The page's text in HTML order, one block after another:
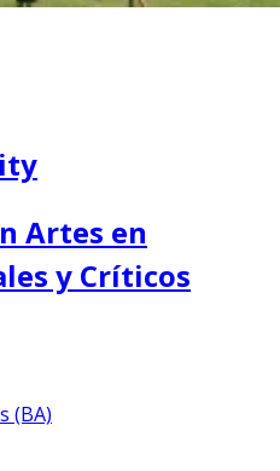
Artes en
y Críticos
(BA)